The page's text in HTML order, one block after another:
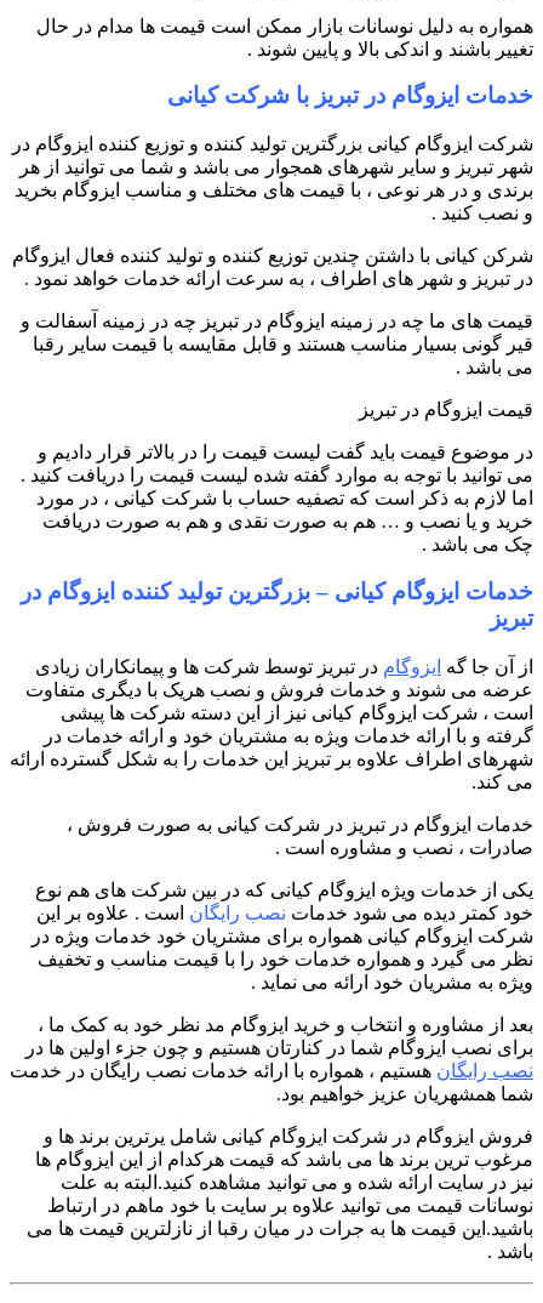
همواره به دلیل نوسانات بازار ممکن است قیمت ها مدام در حال
تغییر باشند و اندکی بالا و پایین شوند .
خدمات ایزوگام در تبریز با شرکت کیانی
شرکت ایزوگام کیانی بزرگترین تولید کننده و توزیع کننده ایزوگام در
شهر تبریز و سایر شهرهای همجوار می باشد و شما می توانید از هر
برندی و در هر نوعی ، با قیمت های مختلف و مناسب ایزوگام بخرید
و نصب کنید .
شرکن کیانی با داشتن چندین توزیع کننده و تولید کننده فعال ایزوگام
در تبریز و شهر های اطراف ، به سرعت ارائه خدمات خواهد نمود .
قیمت های ما چه در زمینه ایزوگام در تبریز چه در زمینه آسفالت و
قیر گونی بسیار مناسب هستند و قابل مقایسه با قیمت سایر رقبا
می باشد .
قیمت ایزوگام در تبریز
در موضوع قیمت باید گفت لیست قیمت را در بالاتر قرار دادیم و
می توانید با توجه به موارد گفته شده لیست قیمت را دریافت کنید .
اما لازم به ذکر است که تصفیه حساب با شرکت کیانی ، در مورد
خرید و یا نصب و … هم به صورت نقدی و هم به صورت دریافت
چک می باشد .
خدمات ایزوگام کیانی – بزرگترین تولید کننده ایزوگام در
تبریز
از آن جا گه ایزوگام در تبریز توسط شرکت ها و پیمانکاران زیادی
عرضه می شوند و خدمات فروش و نصب هریک با دیگری متفاوت
است ، شرکت ایزوگام کیانی نیز از این دسته شرکت ها پیشی
گرفته و با ارائه خدمات ویژه به مشتریان خود و ارائه خدمات در
شهرهای اطراف علاوه بر تبریز این خدمات را به شکل گسترده ارائه
می کند.
خدمات ایزوگام در تبریز در شرکت کیانی به صورت فروش ،
صادرات ، نصب و مشاوره است .
یکی از خدمات ویژه ایزوگام کیانی که در بین شرکت های هم نوع
خود کمتر دیده می شود خدمات نصب رایگان است . علاوه بر این
شرکت ایزوگام کیانی همواره برای مشتریان خود خدمات ویژه در
نظر می گیرد و همواره خدمات خود را با قیمت مناسب و تخفیف
ویژه به مشریان خود ارائه می نماید .
بعد از مشاوره و انتخاب و خرید ایزوگام مد نظر خود به کمک ما ،
برای نصب ایزوگام شما در کنارتان هستیم و چون جزء اولین ها در
نصب رایگان هستیم ، همواره با ارائه خدمات نصب رایگان در خدمت
شما همشهریان عزیز خواهیم بود.
فروش ایزوگام در شرکت ایزوگام کیانی شامل یرترین برند ها و
مرغوب ترین برند ها می باشد که قیمت هرکدام از این ایزوگام ها
نیز در سایت ارائه شده و می توانید مشاهده کنید.البته به علت
نوسانات قیمت می توانید علاوه بر سایت با خود ماهم در ارتباط
باشید.این قیمت ها به جرات در میان رقبا از نازلترین قیمت ها می
باشد .